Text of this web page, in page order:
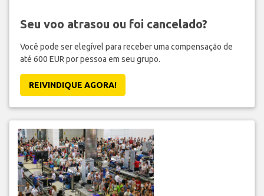
Seu voo atrasou ou foi cancelado?
Você pode ser elegível para receber uma compensação de
até 600 EUR por pessoa em seu grupo.
REIVINDIQUE AGORA!